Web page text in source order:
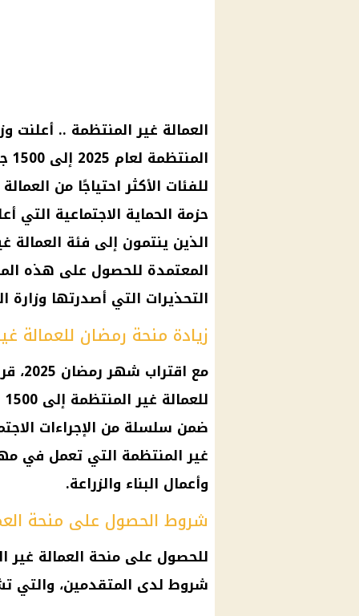
العمالة غير المنتظمة .. أعلنت
للفئات الأكثر احتياجًا من
حزمة الحماية الاجتماعية
الذين ينتمون إلى فئة العمالة
المعتمدة للحصول على هذه
التحذيرات التي أصدرتها
زيادة منحة رمضان للعمالة
مع
ضمن سلسلة من الإجراءات
غير المنتظمة التي تعمل في
وأعمال البناء والزراعة.
شروط الحصول على منحة
شروط لدى المتقدمين، والتي